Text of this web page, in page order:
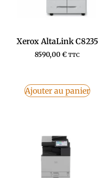
Xerox AltaLink C8235
8590,00€ TTC
Ajouter au panier